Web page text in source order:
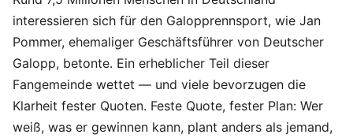
interessieren sich für den Galopprennsport, wie Jan
Pommer, ehemaliger Geschäftsführer von Deutscher
Galopp, betonte. Ein erheblicher Teil dieser
Fangemeinde wettet — und viele bevorzugen die
Klarheit fester Quoten. Feste Quote, fester Plan: Wer
weiß, was er gewinnen kann, plant anders als jemand,